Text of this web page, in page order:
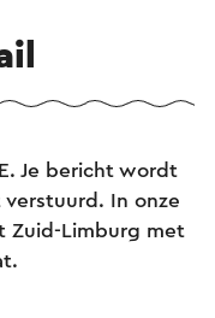
Je bericht wordt
In onze
Zuid-Limburg met